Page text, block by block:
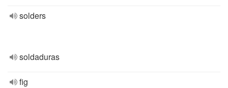
solders
soldaduras
fig